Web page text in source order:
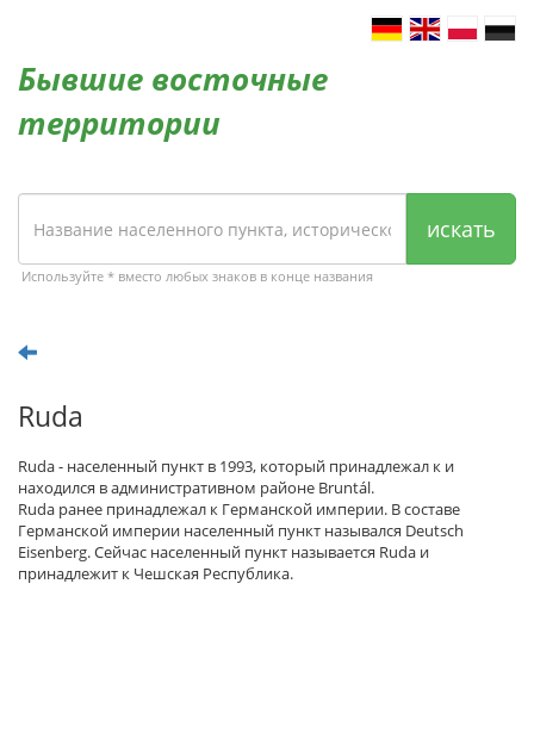
Бывшие восточные
территории
искать
Используйте * вместо любых знаков в конце названия
Ruda
Ruda - населенный пункт в 1993, который принадлежал к и
находился в административном районе Bruntál.
Ruda ранее принадлежал к Германской империи. В составе
Германской империи населенный пункт назывался Deutsch
Eisenberg. Сейчас населенный пункт называется Ruda и
принадлежит к Чешская Республика.